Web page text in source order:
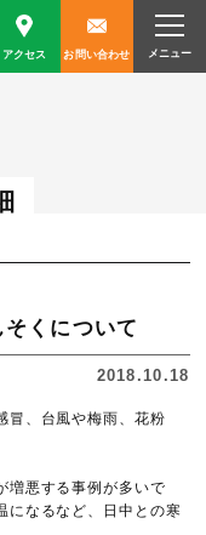
アクセス お問い合わせ
くについて
2018.10.18
、台風や梅雨、花粉
悪する事例が多いで
になるなど、日中との寒